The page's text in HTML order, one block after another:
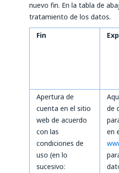
nuevo fin. En la tabla de
tratamiento de los datos.
Fin
Apertura de
cuenta en el sitio
web de acuerdo
con las
condiciones de
uso (en lo
sucesivo:
de
en